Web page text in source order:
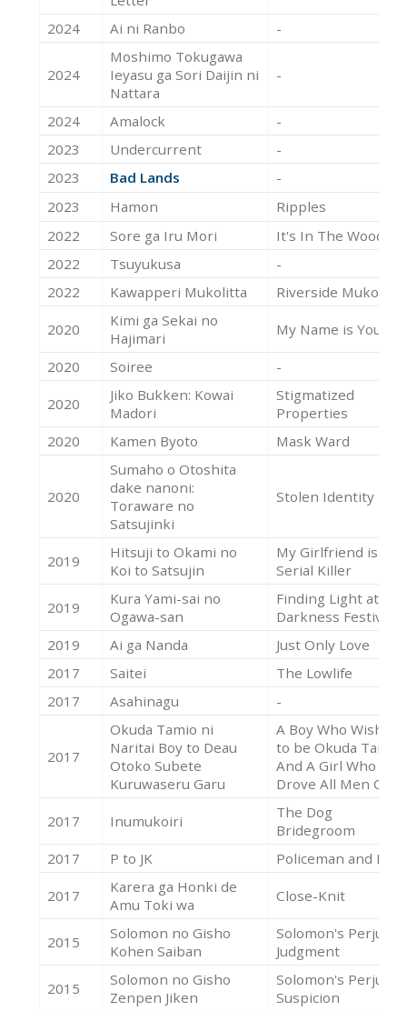
2024
Ai ni Ranbo -
2024
Moshimo Tokugawa
Ieyasu ga Sori Daijin ni
Nattara
-
2024 Amalock
-
2023
Undercurrent
-
2023
Bad Lands
-
2023
Hamon
Ripples
2022
Sore ga Iru Mori
It's In The Woods
2022
Tsuyukusa
-
2022
Kawapperi Mukolitta Riverside Mukolitta
2020
Kimi ga Sekai no
Hajimari
My Name is Yours
2020 Soiree -
2020
Jiko Bukken: Kowai
Madori
Stigmatized
Properties
2020
Kamen Byoto Mask Ward
2020
Sumaho o Otoshita
dake nanoni:
Toraware no
Satsujinki
Stolen Identity 2
2019
Hitsuji to Okami no
Koi to Satsujin
My Girlfriend is a
Serial Killer
2019
Kura Yami-sai no
Ogawa-san
Finding Light at the
Darkness Festival
2019
Ai ga Nanda
Just Only Love
2017
Saitei
The Lowlife
2017
Asahinagu -
2017
Okuda Tamio ni
Naritai Boy to Deau
Otoko Subete
Kuruwaseru Garu
A Boy Who Wished
to be Okuda Tamio
And A Girl Who
Drove All Men
2017 Inumukoiri
The Dog
Bridegroom
2017
P to JK Policeman and Me
2017
Karera ga Honki de
Amu Toki wa
Close-Knit
2015
Solomon no Gisho
Kohen Saiban
Solomon's Perjury
Judgment
2015
Solomon no Gisho
Zenpen Jiken
Solomon's Perjury
Suspicion